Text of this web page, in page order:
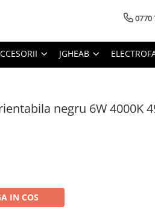
0770
JGHEAB
negru 6W 4000K
IN COS